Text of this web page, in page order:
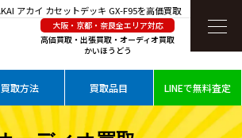
アカイ カセットデッキ GX-F95を高価買取
大阪・京都・奈良全エリア対応
高価買取・出張買取・オーディオ買取
かいほうどう
買取方法 買取品目 LINEで無料査定